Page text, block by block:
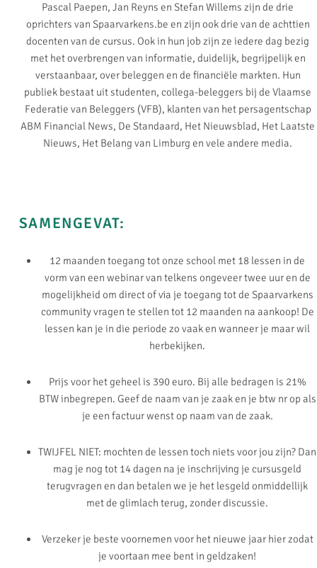
Pascal Paepen, Jan Reyns en Stefan Willems zijn de drie
oprichters van Spaarvarkens.be en zijn ook drie van de achttien
docenten van de cursus. Ook in hun job zijn ze iedere dag bezig
met het overbrengen van informatie, duidelijk, begrijpelijk en
verstaanbaar, over beleggen en de financiële markten. Hun
publiek bestaat uit studenten, collega-beleggers bij de Vlaamse
Federatie van Beleggers (VFB), klanten van het persagentschap
ABM Financial News, De Standaard, Het Nieuwsblad, Het Laatste
Nieuws, Het Belang van Limburg en vele andere media.
SAMENGEVAT:
12 maanden toegang tot onze school met 18 lessen in de
vorm van een webinar van telkens ongeveer twee uur en de
mogelijkheid om direct of via je toegang tot de Spaarvarkens
community vragen te stellen tot 12 maanden na aankoop! De
lessen kan je in die periode zo vaak en wanneer je maar wil
herbekijken.
Prijs voor het geheel is 390 euro. Bij alle bedragen is 21%
BTW inbegrepen. Geef de naam van je zaak en je btw nr op als
je een factuur wenst op naam van de zaak.
TWIJFEL NIET: mochten de lessen toch niets voor jou zijn? Dan
mag je nog tot 14 dagen na je inschrijving je cursusgeld
terugvragen en dan betalen we je het lesgeld onmiddellijk
met de glimlach terug, zonder discussie.
Verzeker je beste voornemen voor het nieuwe jaar hier zodat
je voortaan mee bent in geldzaken!